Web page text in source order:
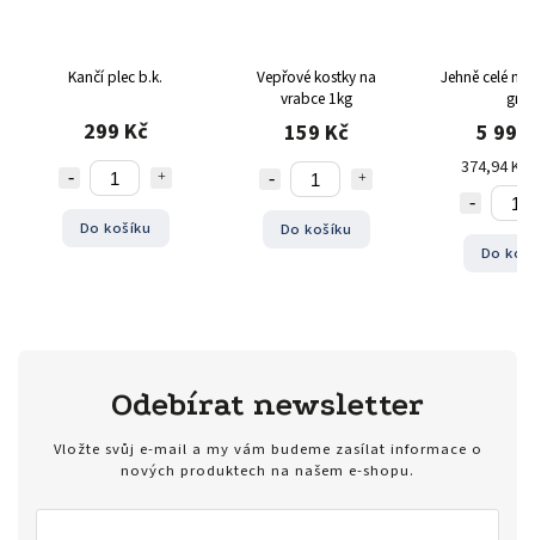
Kančí plec b.k.
299 Kč
Do košíku
Vepřové kostky na
vrabce 1kg
159 Kč
Do košíku
Jehně celé
gril
5 999
374,94 Kč
Do
Odebírat newsletter
Vložte svůj e-mail a my vám budeme zasílat informace o
nových produktech na našem e-shopu.